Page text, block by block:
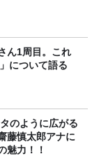
ん1周目。これ
について語る
のように広がる
藤慎太郎アナに
魅力！！